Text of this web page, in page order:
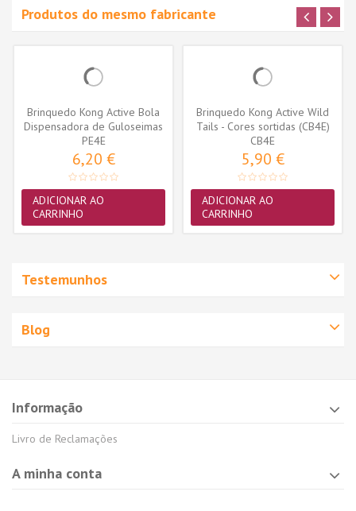
Produtos do mesmo fabricante
Brinquedo Kong Active Bola
Dispensadora de Guloseimas
(PE4E)
PE4E
6,20 €
ADICIONAR AO
CARRINHO
Brinquedo Kong Active Wild
Tails - Cores sortidas (CB4E)
CB4E
5,90 €
ADICIONAR AO
CARRINHO
Testemunhos
Blog
Informação
Livro de Reclamações
A minha conta